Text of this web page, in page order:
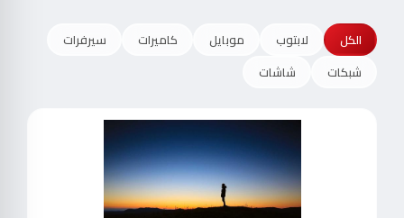
الكل لابتوب موبايل كاميرات
سيرفرات
شبكات
شاشات